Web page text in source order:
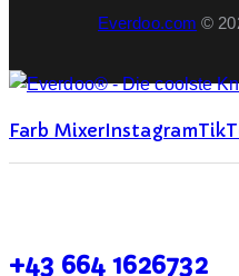
Everdoo.com ©
Farb MixerInstagram
+43 664 1626732